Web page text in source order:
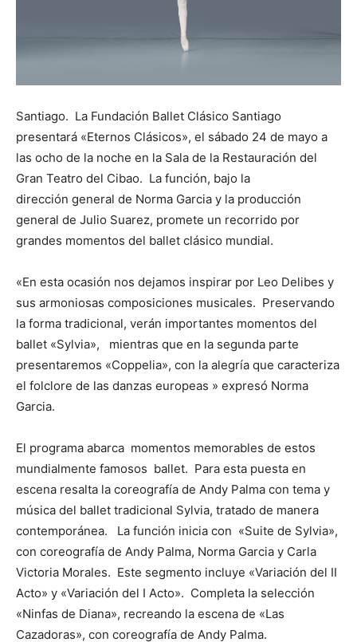
Santiago. La Fundación Ballet Clásico Santiago
presentará «Eternos Clásicos», el sábado 24 de mayo a
las ocho de la noche en la Sala de la Restauración del
Gran Teatro del Cibao. La función, bajo la
dirección general de Norma Garcia y la producción
general de Julio Suarez, promete un recorrido por
grandes momentos del ballet clásico mundial.
«En esta ocasión nos dejamos inspirar por Leo Delibes y
sus armoniosas composiciones musicales. Preservando
la forma tradicional, verán importantes momentos del
ballet «Sylvia», mientras que en la segunda parte
presentaremos «Coppelia», con la alegría que caracteriza
el folclore de las danzas europeas » expresó Norma
Garcia.
El programa abarca momentos memorables de estos
mundialmente famosos ballet. Para esta puesta en
escena resalta la coreografía de Andy Palma con tema y
música del ballet tradicional Sylvia, tratado de manera
contemporánea. La función inicia con «Suite de Sylvia»,
con coreografía de Andy Palma, Norma Garcia y Carla
Victoria Morales. Este segmento incluye «Variación del II
Acto» y «Variación del I Acto». Completa la selección
«Ninfas de Diana», recreando la escena de «Las
Cazadoras», con coreografía de Andy Palma.